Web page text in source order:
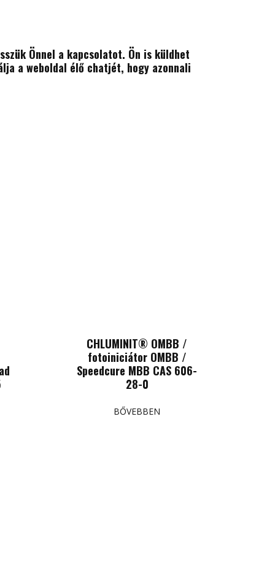
Önnel a kapcsolatot. Ön is küldhet
a weboldal élő chatjét, hogy azonnali
CHLUMINIT® OMBB /
fotoiniciátor OMBB /
Speedcure MBB CAS 606-
28-0
BŐVEBBEN